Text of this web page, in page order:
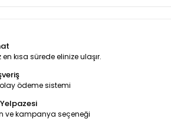
kısa sürede elinize ulaşır.
ödeme sistemi
ve kampanya seçeneği